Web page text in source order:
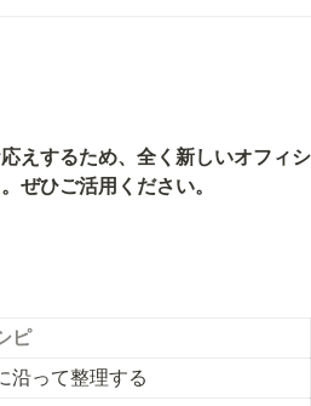
えするため、全く新しいオフィシ
ぜひご活用ください。
ピ
沿って整理する